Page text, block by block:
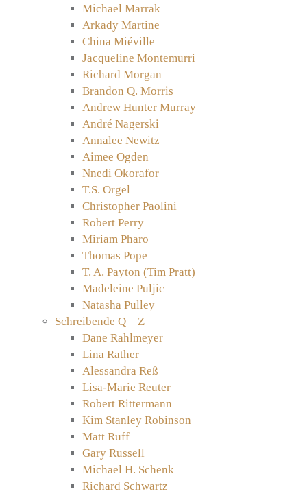
Michael Marrak
Arkady Martine
China Miéville
Jacqueline Montemurri
Richard Morgan
Brandon Q. Morris
Andrew Hunter Murray
André Nagerski
Annalee Newitz
Aimee Ogden
Nnedi Okorafor
T.S. Orgel
Christopher Paolini
Robert Perry
Miriam Pharo
Thomas Pope
T. A. Payton (Tim Pratt)
Madeleine Puljic
Natasha Pulley
Schreibende Q – Z
Dane Rahlmeyer
Lina Rather
Alessandra Reß
Lisa-Marie Reuter
Robert Rittermann
Kim Stanley Robinson
Matt Ruff
Gary Russell
Michael H. Schenk
Richard Schwartz